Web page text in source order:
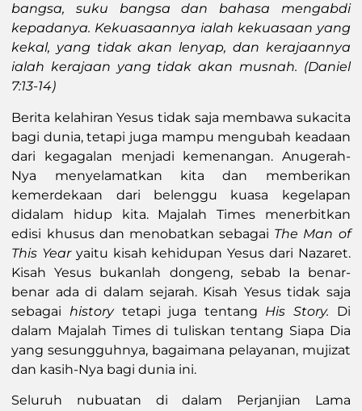
bangsa, suku bangsa dan bahasa mengabdi
kepadanya. Kekuasaannya ialah kekuasaan yang
kekal, yang tidak akan lenyap, dan kerajaannya
ialah kerajaan yang tidak akan musnah. (Daniel
7:13-14)
Berita kelahiran Yesus tidak saja membawa sukacita
bagi dunia, tetapi juga mampu mengubah keadaan
dari kegagalan menjadi kemenangan. Anugerah-
Nya menyelamatkan kita dan memberikan
kemerdekaan dari belenggu kuasa kegelapan
didalam hidup kita. Majalah Times menerbitkan
edisi khusus dan menobatkan sebagai The Man of
This Year yaitu kisah kehidupan Yesus dari Nazaret.
Kisah Yesus bukanlah dongeng, sebab Ia benar-
benar ada di dalam sejarah. Kisah Yesus tidak saja
sebagaihistorytetapi juga tentang His Story. Di
dalam Majalah Times di tuliskan tentang Siapa Dia
yang sesungguhnya, bagaimana pelayanan, mujizat
dan kasih-Nya bagi dunia ini.
Seluruh nubuatan di dalam Perjanjian Lama